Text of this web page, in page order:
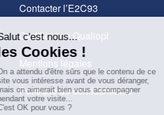
Contacter l’E2C93
Certification Qualiopi
Mentions légales
Politique de confidentialité